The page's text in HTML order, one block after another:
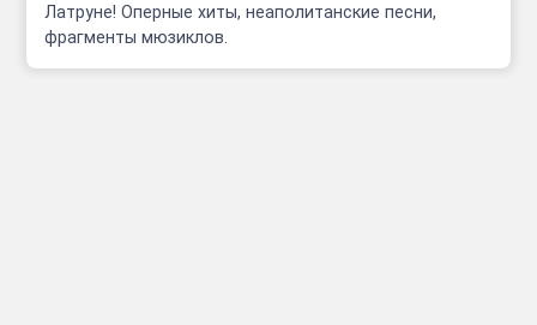
Латруне! Оперные хиты, неаполитанские песни,
фрагменты мюзиклов.